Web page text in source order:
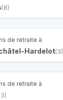
(8)
de retraite à
Hardelot(3)
de retraite à